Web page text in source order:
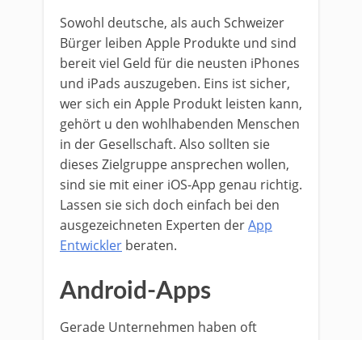
Sowohl deutsche, als auch Schweizer
Bürger leiben Apple Produkte und sind
bereit viel Geld für die neusten iPhones
und iPads auszugeben. Eins ist sicher,
wer sich ein Apple Produkt leisten kann,
gehört u den wohlhabenden Menschen
in der Gesellschaft. Also sollten sie
dieses Zielgruppe ansprechen wollen,
sind sie mit einer iOS-App genau richtig.
Lassen sie sich doch einfach bei den
ausgezeichneten Experten derApp
Entwickler beraten.
Android-Apps
Gerade Unternehmen haben oft